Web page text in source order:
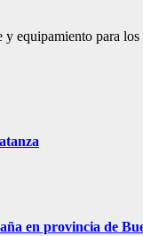
equipamiento para
en provincia de